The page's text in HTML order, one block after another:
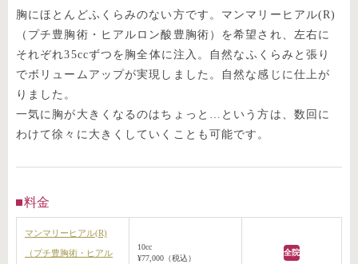
胸にほとんどふくらみのない方です。マンマリーヒアル(R)
（プチ豊胸術・ヒアルロン酸豊胸術）を希望され、左右に
それぞれ35ccずつを胸全体に注入。自然なふくらみと張り
でボリュームアップが実現しました。自然な感じに仕上が
りました。
一気に胸が大きくなるのはちょっと…という方は、数回に
わけて徐々に大きくしていくことも可能です。
料金
マンマリーヒアル(R)
（プチ豊胸術・ヒアル
10cc
¥77,000（税込）
全院